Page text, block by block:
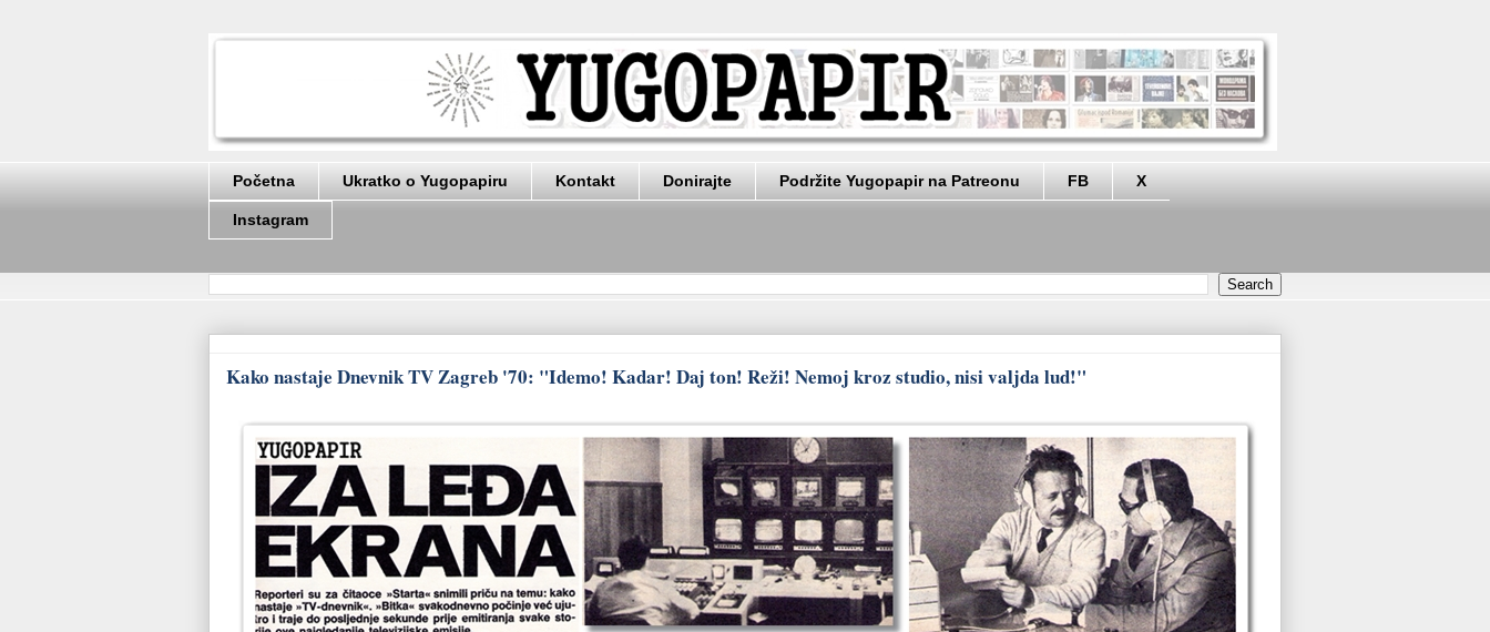
Početna Ukratko o Yugopapiru Kontakt Donirajte Podržite Yugopapir na Patreonu FB X
Instagram
Kako nastaje Dnevnik TV Zagreb '70: "Idemo! Kadar! Daj ton! Reži! Nemoj kroz studio, nisi valjda lud!"